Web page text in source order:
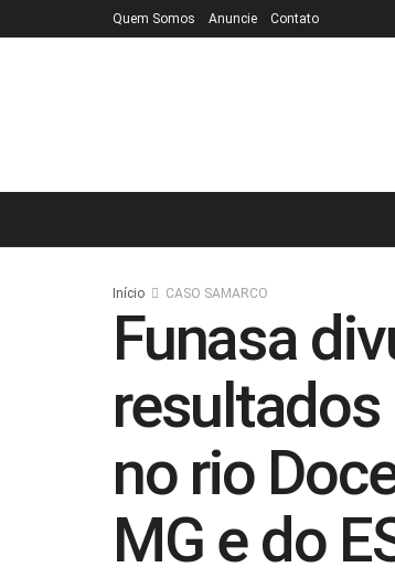
Quem Somos Anuncie Contato
Início CASO SAMARCO
Funasa
no rio
MG e do